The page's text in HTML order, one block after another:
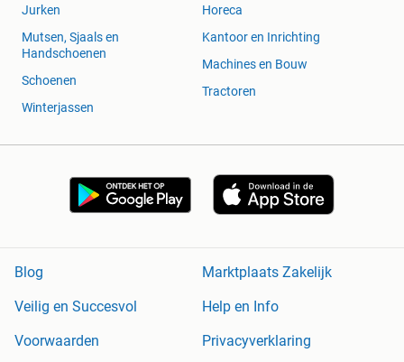
Jurken
Mutsen, Sjaals en
Handschoenen
Schoenen
Winterjassen
Horeca
Kantoor en Inrichting
Machines en Bouw
Tractoren
Blog
Marktplaats Zakelijk
Veilig en Succesvol
Help en Info
Voorwaarden
Privacyverklaring